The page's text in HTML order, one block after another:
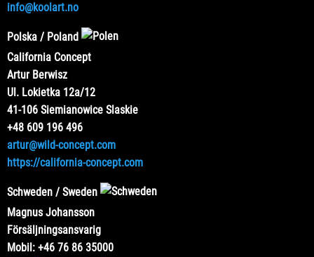
info@koolart.no
Polska / Poland
California Concept
Artur Berwisz
Ul. Lokietka 12a/12
41-106 Siemianowice Slaskie
+48 609 196 496
artur@wild-concept.com
https://california-concept.com
Schweden / Sweden
Magnus Johansson
Försäljningsansvarig
Mobil: +46 76 86 35000